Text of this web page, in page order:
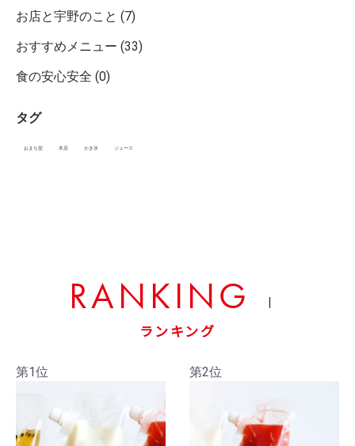
お店と宇野のこと (7)
おすすめメニュー (33)
食の安心安全 (0)
タグ
おまち堂 本店 かき氷 ジュース
RANKING
ランキング
第1位 第2位